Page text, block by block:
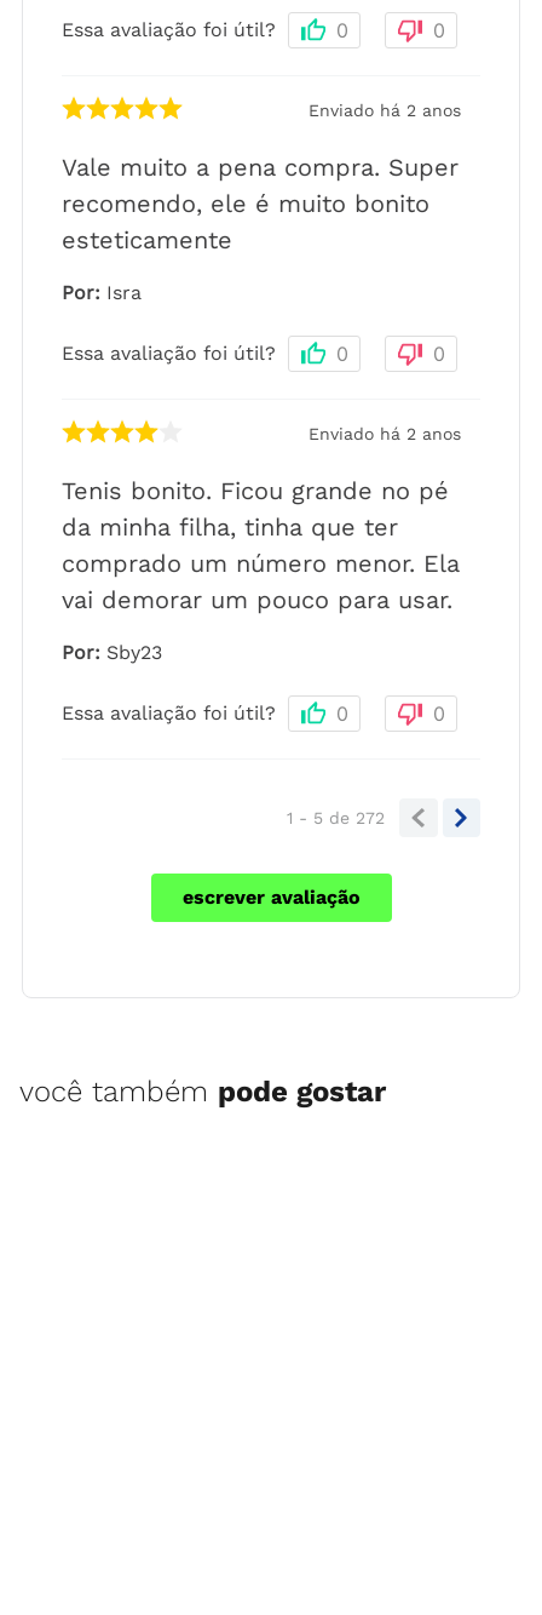
Essa avaliação foi útil? 0 0
Enviado há 2 anos
Vale muito a pena compra. Super
recomendo, ele é muito bonito
esteticamente
Por: Isra
Essa avaliação foi útil? 0 0
Enviado há 2 anos
Tenis bonito. Ficou grande no pé
da minha filha, tinha que ter
comprado um número menor. Ela
vai demorar um pouco para usar.
Por: Sby23
Essa avaliação foi útil? 0 0
1 - 5 de 272
escrever avaliação
você também pode gostar